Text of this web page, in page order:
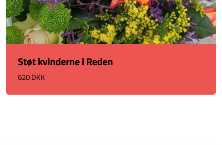
Støt kvinderne i Reden
620 DKK